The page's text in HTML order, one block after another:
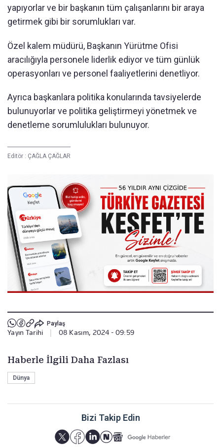
yapıyorlar ve bir başkanın tüm çalışanlarını bir araya
getirmek gibi bir sorumlukları var.
Özel kalem müdürü, Başkanın Yürütme Ofisi
aracılığıyla personele liderlik ediyor ve tüm günlük
operasyonları ve personel faaliyetlerini denetliyor.
Ayrıca başkanlara politika konularında tavsiyelerde
bulunuyorlar ve politika geliştirmeyi yönetmek ve
denetleme sorumlulukları bulunuyor.
Editör : ÇAĞLA ÇAĞLAR
Paylaş
Yayın Tarihi 08 Kasım, 2024 - 09:59
Haberle İlgili Daha Fazlası
Dünya
Bizi Takip Edin